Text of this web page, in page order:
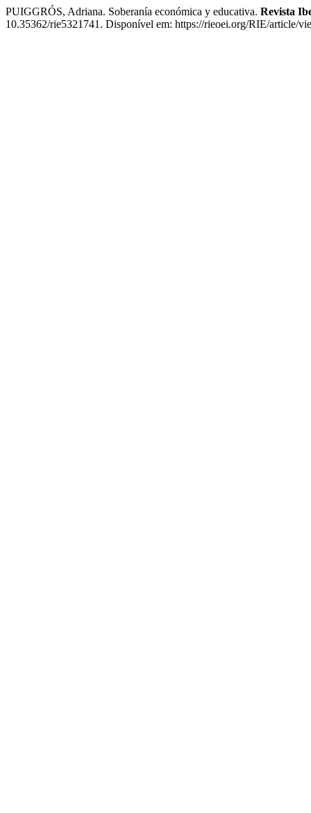
PUIGGRÓS, Adriana. Soberanía económica y educativa. Revista
10.35362/rie5321741. Disponível em: https://rieoei.org/RIE/article/